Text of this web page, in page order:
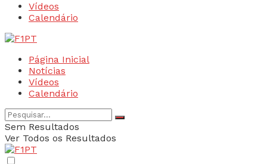
Vídeos
Calendário
Página Inicial
Notícias
Vídeos
Calendário
Sem Resultados
Ver Todos os Resultados